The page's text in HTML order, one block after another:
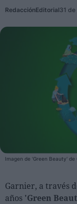
Internacional
Ciencia y tecnología
Sostenibilidad
Cosmética
Estética
RedacciónEditorial31
Imagen de 'Green Beauty' de
Garnier, a través
años 'Green